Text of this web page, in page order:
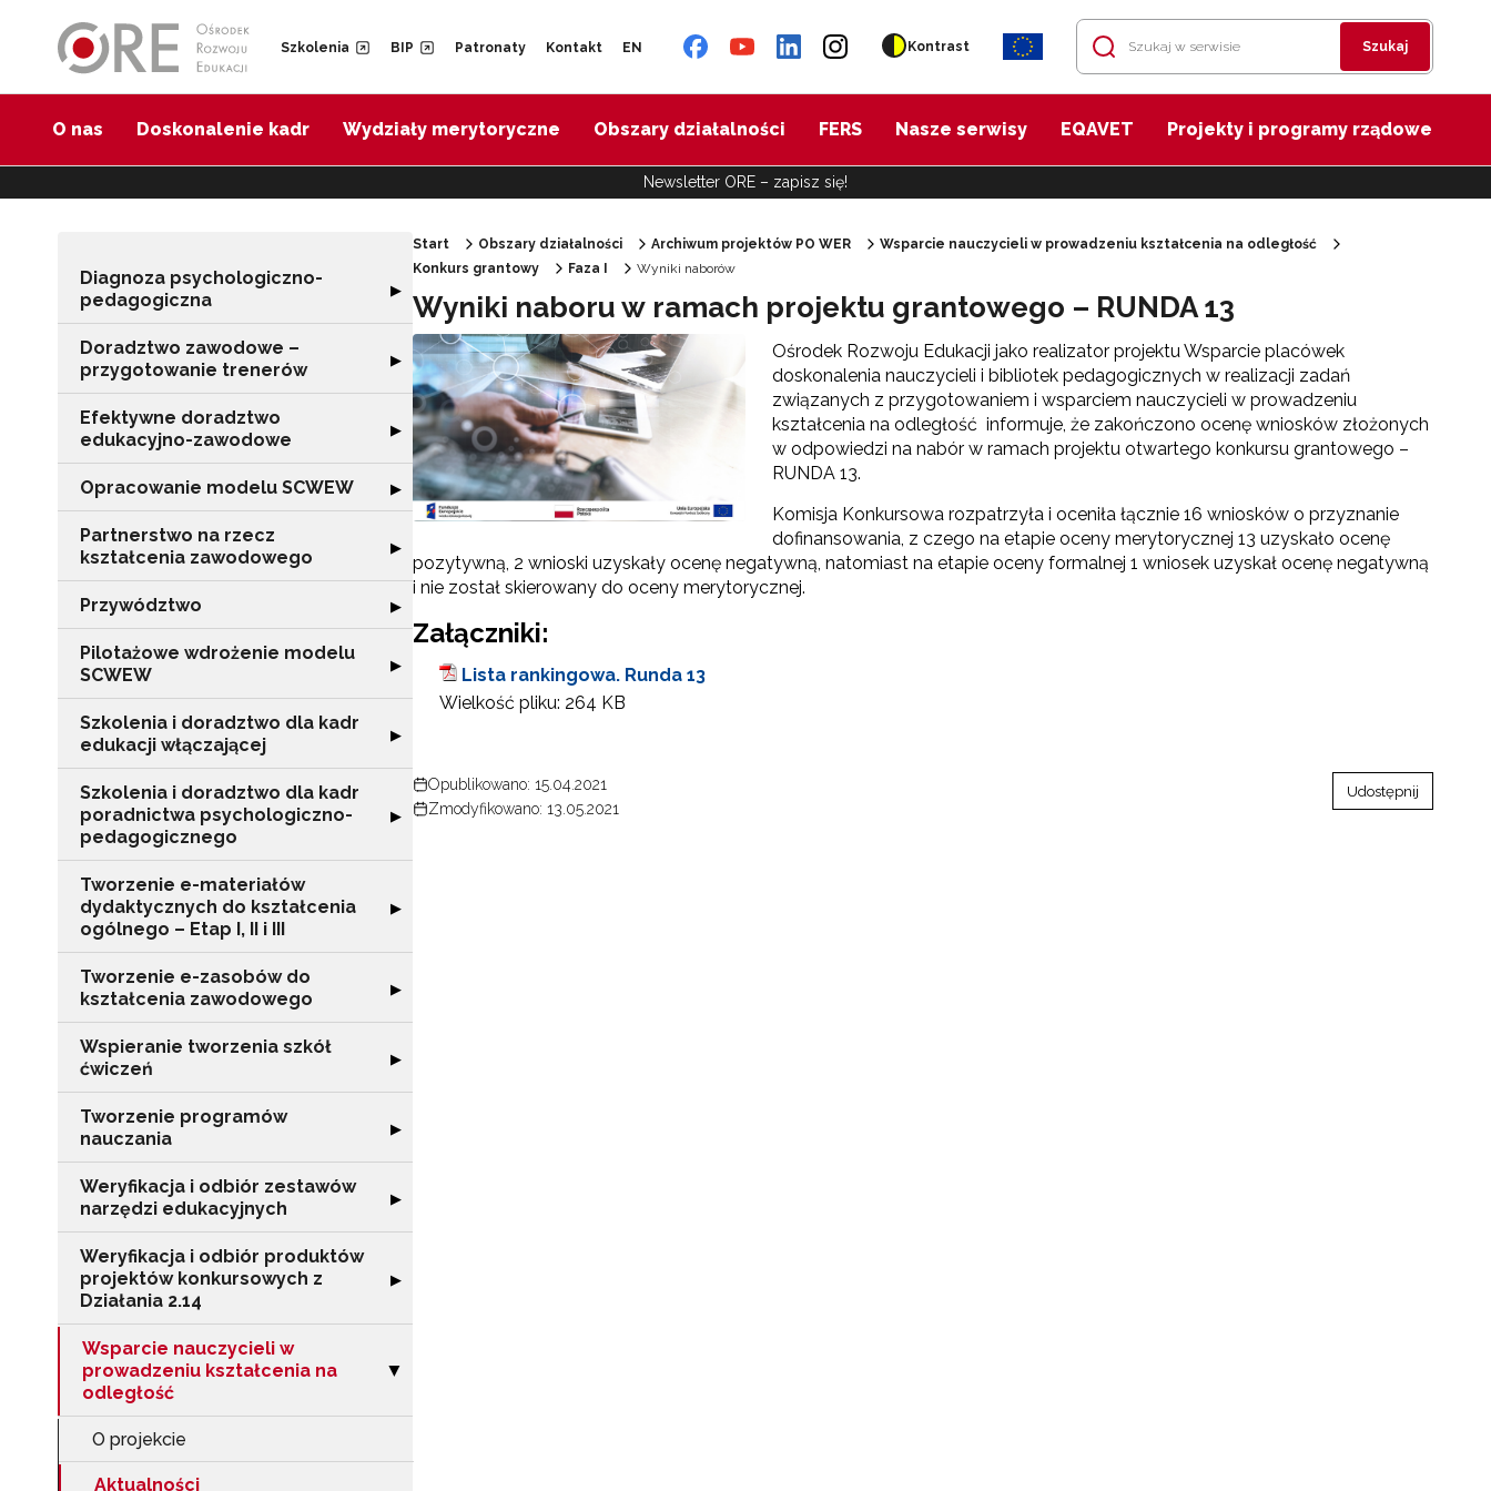
Szkolenia BIP Patronaty Kontakt EN Kontrast Szukaj
O nas Doskonalenie kadr Wydziały merytoryczne Obszary działalności FERS Nasze serwisy EQAVET Projekty i programy rządowe
Newsletter ORE – zapisz się!
Diagnoza psychologiczno-
pedagogiczna
Rozwiń sekcję "Diagnoza psychologiczno-pedagogiczna"
▶
Doradztwo zawodowe –
przygotowanie trenerów
Rozwiń sekcję "Doradztwo zawodowe – przygotowanie trenerów"
▶
Efektywne doradztwo
edukacyjno-zawodowe
Rozwiń sekcję "Efektywne doradztwo edukacyjno-zawodowe"
▶
Opracowanie modelu SCWEW Rozwiń sekcję "Opracowanie modelu SCWEW"
▶
Partnerstwo na rzecz
kształcenia zawodowego
Rozwiń sekcję "Partnerstwo na rzecz kształcenia zawodowego"
▶
Przywództwo Rozwiń sekcję "Przywództwo"
▶
Pilotażowe wdrożenie modelu
SCWEW
Rozwiń sekcję "Pilotażowe wdrożenie modelu SCWEW"
▶
Szkolenia i doradztwo dla kadr
edukacji włączającej
Rozwiń sekcję "Szkolenia i doradztwo dla kadr edukacji włączającej"
▶
Szkolenia i doradztwo dla kadr
poradnictwa psychologiczno-
pedagogicznego
Rozwiń sekcję "Szkolenia i doradztwo dla kadr poradnictwa psychologiczno-pedagogicznego"
▶
Tworzenie e-materiałów
dydaktycznych do kształcenia
ogólnego – Etap I, II i III
Rozwiń sekcję "Tworzenie e-materiałów dydaktycznych do kształcenia ogólnego – Etap I, II i III"
▶
Tworzenie e-zasobów do
kształcenia zawodowego
Rozwiń sekcję "Tworzenie e-zasobów do kształcenia zawodowego"
▶
Wspieranie tworzenia szkół
ćwiczeń
Rozwiń sekcję "Wspieranie tworzenia szkół ćwiczeń"
▶
Tworzenie programów
nauczania
Rozwiń sekcję "Tworzenie programów nauczania"
▶
Weryfikacja i odbiór zestawów
narzędzi edukacyjnych
Rozwiń sekcję "Weryfikacja i odbiór zestawów narzędzi edukacyjnych"
▶
Weryfikacja i odbiór produktów
projektów konkursowych z
Działania 2.14
Rozwiń sekcję "Weryfikacja i odbiór produktów projektów konkursowych z Działania 2.14"
▶
Wsparcie nauczycieli w
prowadzeniu kształcenia na
odległość
Zwiń sekcję "Wsparcie nauczycieli w prowadzeniu kształcenia na odległość"
▶
O projekcie
Aktualności
Start Obszary działalności Archiwum projektów PO WER
Wsparcie nauczycieli w prowadzeniu kształcenia na odległość
Konkurs grantowy
Faza I Wyniki naborów
Wyniki naboru w ramach projektu grantowego – RUNDA 13
Ośrodek Rozwoju Edukacji jako realizator projektu Wsparcie placówek
doskonalenia nauczycieli i bibliotek pedagogicznych w realizacji zadań
związanych z przygotowaniem i wsparciem nauczycieli w prowadzeniu
kształcenia na odległość informuje, że zakończono ocenę wniosków złożonych
w odpowiedzi na nabór w ramach projektu otwartego konkursu grantowego –
RUNDA 13.
Komisja Konkursowa rozpatrzyła i oceniła łącznie 16 wniosków o przyznanie
dofinansowania, z czego na etapie oceny merytorycznej 13 uzyskało ocenę
pozytywną, 2 wnioski uzyskały ocenę negatywną, natomiast na etapie oceny formalnej 1 wniosek uzyskał ocenę negatywną
i nie został skierowany do oceny merytorycznej.
Załączniki:
Lista rankingowa. Runda 13
Wielkość pliku: 264 KB
Opublikowano: 15.04.2021
Zmodyfikowano: 13.05.2021
Udostępnij